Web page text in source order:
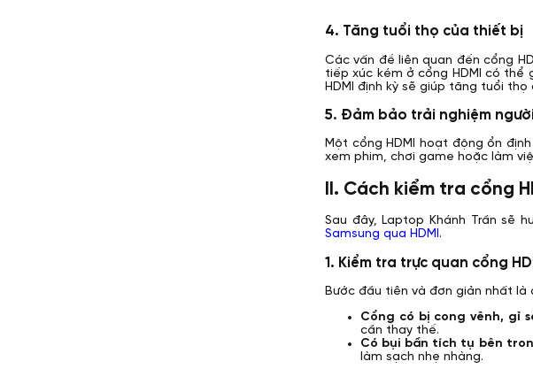
4. Tăng tuổi thọ của thiết bị
Các vấn đề liên quan đến cổng
tiếp xúc kém ở cổng HDMI có thể
HDMI định kỳ sẽ giúp tăng tuổi
5. Đảm bảo trải nghiệm
Một cổng HDMI hoạt động ổn
xem phim, chơi game hoặc làm
II. Cách kiểm tra cổng
Sau đây, Laptop Khánh Trần sẽ
Samsung qua HDMI.
1. Kiểm tra trực quan cổng
Bước đầu tiên và đơn giản nhất là
Cổng có bị cong vênh, gỉ
cần thay thế.
Có bụi bẩn tích tụ bên
làm sạch nhẹ nhàng.